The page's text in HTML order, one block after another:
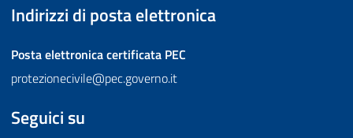
Indirizzi di posta elettronica
Posta elettronica certificata PEC
protezionecivile@pec.governo.it
Seguici su